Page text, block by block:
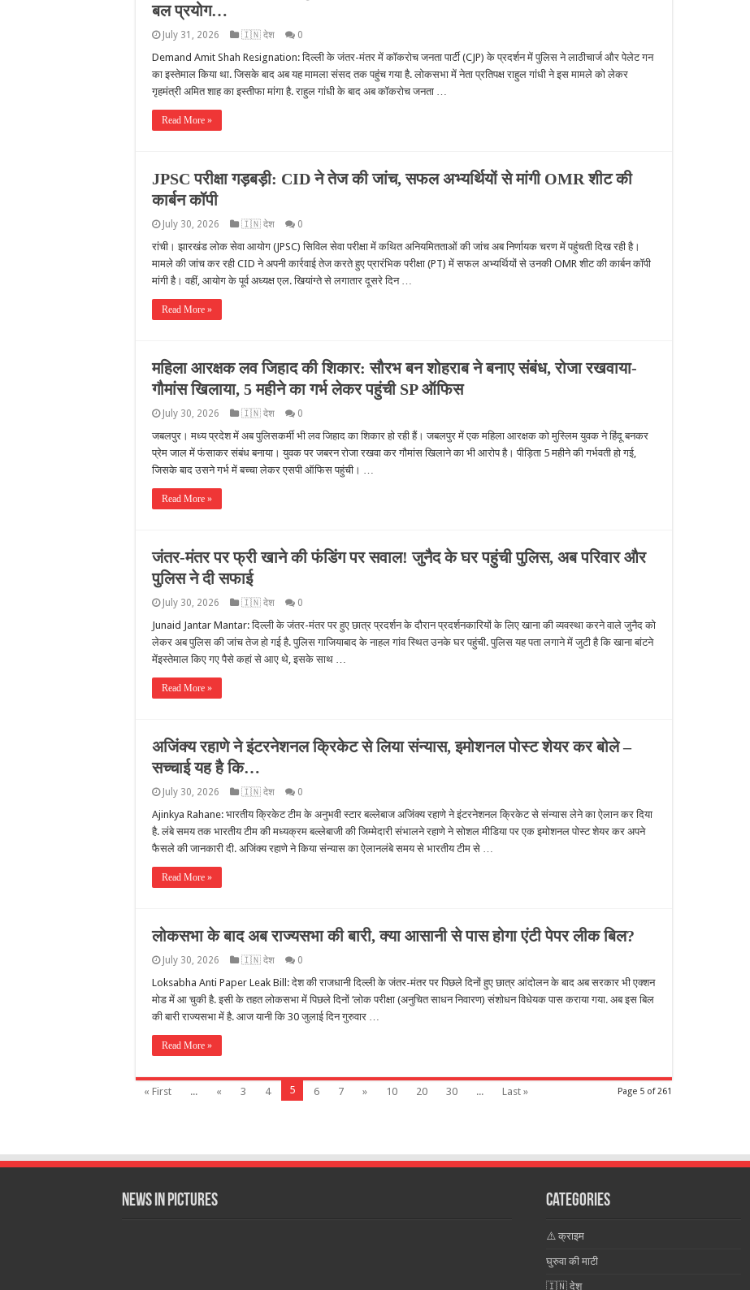
बल प्रयोग…
July 31, 2026 🇮🇳 देश 0
Demand Amit Shah Resignation: दिल्ली के जंतर-मंतर में कॉकरोच जनता पार्टी (CJP) के प्रदर्शन में पुलिस ने लाठीचार्ज और पेलेट गन
का इस्तेमाल किया था. जिसके बाद अब यह मामला संसद तक पहुंच गया है. लोकसभा में नेता प्रतिपक्ष राहुल गांधी ने इस मामले को लेकर
गृहमंत्री अमित शाह का इस्तीफा मांगा है. राहुल गांधी के बाद अब कॉकरोच जनता …
Read More »
JPSC परीक्षा गड़बड़ी: CID ने तेज की जांच, सफल अभ्यर्थियों से मांगी OMR शीट की
कार्बन कॉपी
July 30, 2026 🇮🇳 देश 0
रांची। झारखंड लोक सेवा आयोग (JPSC) सिविल सेवा परीक्षा में कथित अनियमितताओं की जांच अब निर्णायक चरण में पहुंचती दिख रही है।
मामले की जांच कर रही CID ने अपनी कार्रवाई तेज करते हुए प्रारंभिक परीक्षा (PT) में सफल अभ्यर्थियों से उनकी OMR शीट की कार्बन कॉपी
मांगी है। वहीं, आयोग के पूर्व अध्यक्ष एल. खियांग्ते से लगातार दूसरे दिन …
Read More »
महिला आरक्षक लव जिहाद की शिकार: सौरभ बन शोहराब ने बनाए संबंध, रोजा रखवाया-
गौमांस खिलाया, 5 महीने का गर्भ लेकर पहुंची SP ऑफिस
July 30, 2026 🇮🇳 देश 0
जबलपुर। मध्य प्रदेश में अब पुलिसकर्मी भी लव जिहाद का शिकार हो रही हैं। जबलपुर में एक महिला आरक्षक को मुस्लिम युवक ने हिंदू बनकर
प्रेम जाल में फंसाकर संबंध बनाया। युवक पर जबरन रोजा रखवा कर गौमांस खिलाने का भी आरोप है। पीड़िता 5 महीने की गर्भवती हो गई,
जिसके बाद उसने गर्भ में बच्चा लेकर एसपी ऑफिस पहुंची। …
Read More »
जंतर-मंतर पर फ्री खाने की फंडिंग पर सवाल! जुनैद के घर पहुंची पुलिस, अब परिवार और
पुल‍िस ने दी सफाई
July 30, 2026 🇮🇳 देश 0
Junaid Jantar Mantar: दिल्ली के जंतर-मंतर पर हुए छात्र प्रदर्शन के दौरान प्रदर्शनकारियों के लिए खाना की व्यवस्था करने वाले जुनैद को
लेकर अब पुलिस की जांच तेज हो गई है. पुल‍िस गाजियाबाद के नाहल गांव स्थित उनके घर पहुंची. पुलिस यह पता लगाने में जुटी है कि खाना बांटने
मेंइस्तेमाल कि‍ए गए पैसे कहां से आए थे, इसके साथ …
Read More »
अजिंक्य रहाणे ने इंटरनेशनल क्रिकेट से लिया संन्यास, इमोशनल पोस्ट शेयर कर बोले –
सच्चाई यह है कि…
July 30, 2026 🇮🇳 देश 0
Ajinkya Rahane: भारतीय क्रिकेट टीम के अनुभवी स्टार बल्लेबाज अजिंक्य रहाणे ने इंटरनेशनल क्रिकेट से संन्यास लेने का ऐलान कर दिया
है. लंबे समय तक भारतीय टीम की मध्यक्रम बल्लेबाजी की जिम्मेदारी संभालने रहाणे ने सोशल मीडिया पर एक इमोशनल पोस्ट शेयर कर अपने
फैसले की जानकारी दी. अजिंक्य रहाणे ने किया संन्यास का ऐलानलंबे समय से भारतीय टीम से …
Read More »
लोकसभा के बाद अब राज्यसभा की बारी, क्या आसानी से पास होगा एंटी पेपर लीक बिल?
July 30, 2026 🇮🇳 देश 0
Loksabha Anti Paper Leak Bill: देश की राजधानी दिल्‍ली के जंतर-मंतर पर पिछले द‍िनों हुए छात्र आंदोलन के बाद अब सरकार भी एक्‍शन
मोड में आ चुकी है. इसी के तहत लोकसभा में प‍िछले द‍िनों ‘लोक परीक्षा (अनुचित साधन निवारण) संशोधन विधेयक पास कराया गया. अब इस ब‍िल
की बारी राज्‍यसभा में है. आज यानी कि 30 जुलाई दिन गुरुवार …
Read More »
Page 5 of 261
« First ... « 3 4 5 6 7 » 10 20 30 ... Last »
News in Pictures Categories
⚠️ क्राइम
घुरुवा की माटी
🇮🇳 देश